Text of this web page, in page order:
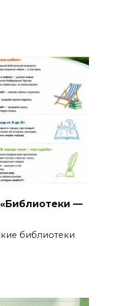
—
библиотеки